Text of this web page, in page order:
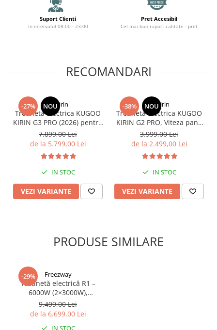
Suport Clienti
In intervalul 08:00 - 23:00
Pret Accesibil
Cel mai bun raport calitate - pret
RECOMANDARI
-27% NOU
KuKirin
Trotineta Electrica KUGOO
KIRIN G3 PRO (2026) pentru
Teren Accidentat (Off-Road
Electric Scooter) - Motor
Dual 2x1200W, Autonomie
de 80km, Viteză Până la
65km/h, Baterie 52V 23.2Ah
7.899,00 Lei
de la 5.799,00 Lei
IN STOC
VEZI VARIANTE
-38% NOU
KuKirin
Trotineta Electrica KUGOO
KIRIN G2 PRO, Viteza pana
la 45km/h, Autonomie
55Km, Motor 600W, 48V
15Ah
3.999,00 Lei
de la 2.499,00 Lei
IN STOC
VEZI VARIANTE
PRODUSE SIMILARE
-29% Freezway
Trotinetă electrică R1 –
6000W (2×3000W),
autonomie 100 km, viteză
90 km/h, suspensie dublă,
frâne hidraulice
9.499,00 Lei
de la 6.699,00 Lei
IN STOC